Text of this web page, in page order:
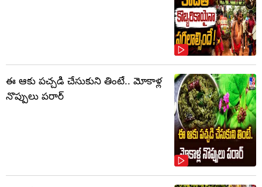
ఈ ఆకు పచ్చడి చేసుకుని తింటే.. మోకాళ్ల
నొప్పులు పరార్‌